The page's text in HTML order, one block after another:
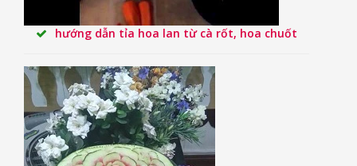
hướng dẫn tỉa hoa lan từ cà rốt, hoa chuốt